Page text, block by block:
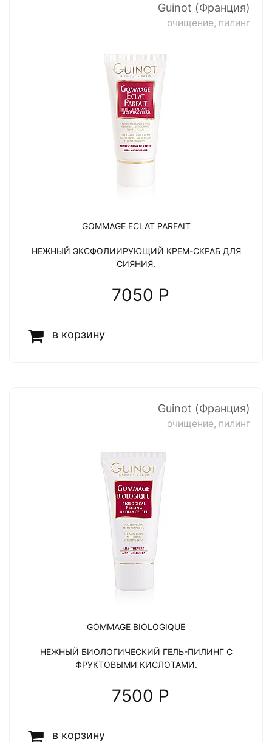
Guinot (Франция)
очищение, пилинг
GOMMAGE ECLAT PARFAIT
НЕЖНЫЙ ЭКСФОЛИИРУЮЩИЙ КРЕМ-СКРАБ ДЛЯ
СИЯНИЯ.
7050 P
в корзину
Guinot (Франция)
очищение, пилинг
GOMMAGE BIOLOGIQUE
НЕЖНЫЙ БИОЛОГИЧЕСКИЙ ГЕЛЬ-ПИЛИНГ С
ФРУКТОВЫМИ КИСЛОТАМИ.
7500 P
в корзину